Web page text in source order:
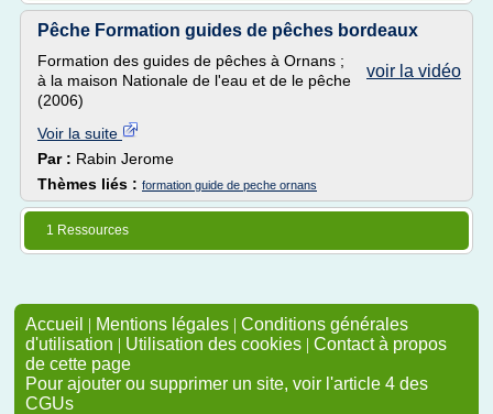
Pêche Formation guides de pêches bordeaux
voir la vidéo
Formation des guides de pêches à Ornans ;
à la maison Nationale de l'eau et de le pêche
(2006)
Voir la suite
Par : Rabin Jerome
Thèmes liés : formation guide de peche ornans
1 Ressources
Accueil | Mentions légales | Conditions générales
d'utilisation | Utilisation des cookies | Contact à propos
de cette page
Pour ajouter ou supprimer un site, voir l'article 4 des
CGUs